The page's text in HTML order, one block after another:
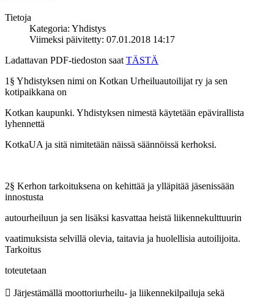
Tietoja
Kategoria: Yhdistys
Viimeksi päivitetty: 07.01.2018 14:17
Ladattavan PDF-tiedoston saat TÄSTÄ
1§ Yhdistyksen nimi on Kotkan Urheiluautoilijat ry ja sen
kotipaikkana on
Kotkan kaupunki. Yhdistyksen nimestä käytetään epävirallista
lyhennettä
KotkaUA ja sitä nimitetään näissä säännöissä kerhoksi.
2§ Kerhon tarkoituksena on kehittää ja ylläpitää jäsenissään
innostusta
autourheiluun ja sen lisäksi kasvattaa heistä liikennekulttuurin
vaatimuksista selvillä olevia, taitavia ja huolellisia autoilijoita.
Tarkoitus
toteutetaan
 Järjestämällä moottoriurheilu- ja liikennekilpailuja sekä